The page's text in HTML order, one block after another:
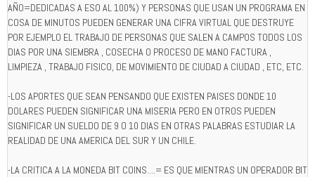
AÑO=DEDICADAS A ESO AL 100%) Y PERSONAS QUE USAN UN PROGRAMA EN
COSA DE MINUTOS PUEDEN GENERAR UNA CIFRA VIRTUAL QUE DESTRUYE
POR EJEMPLO EL TRABAJO DE PERSONAS QUE SALEN A CAMPOS TODOS LOS
DIAS POR UNA SIEMBRA , COSECHA O PROCESO DE MANO FACTURA ,
LIMPIEZA , TRABAJO FISICO, DE MOVIMIENTO DE CIUDAD A CIUDAD , ETC, ETC.
-LOS APORTES QUE SEAN PENSANDO QUE EXISTEN PAISES DONDE 10
DOLARES PUEDEN SIGNIFICAR UNA MISERIA PERO EN OTROS PUEDEN
SIGNIFICAR UN SUELDO DE 9 O 10 DIAS EN OTRAS PALABRAS ESTUDIAR LA
REALIDAD DE UNA AMERICA DEL SUR Y UN CHILE.
-LA CRITICA A LA MONEDA BIT COINS....= ES QUE MIENTRAS UN OPERADOR BIT